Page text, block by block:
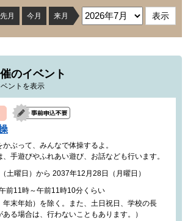
先月 今月 来月
のイベント
ントを表示
ぶって、みんなで体操するよ。
手遊びやふれあい遊び、お話なども行います。
土曜日）から 2037年12月28日（月曜日）
前11時～午前11時10分くらい
末年始）を除く。また、土日祝日、学校の長
る場合は、行わないこともあります。）